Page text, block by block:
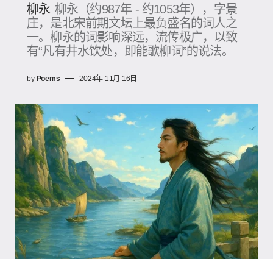
柳永 柳永（约987年 - 约1053年）​，字景
庄，是北宋前期文坛上最负盛名的词人之
一。柳永的词影响深远，流传极广，以致
有“凡有井水饮处，即能歌柳词”的说法。
by Poems 2024年 11月 16日